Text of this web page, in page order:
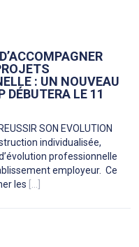
: UN NOUVEAU
DÉBUTERA LE 11
SON EVOLUTION
individualisée,
professionnelle
employeur. Ce
les [...]